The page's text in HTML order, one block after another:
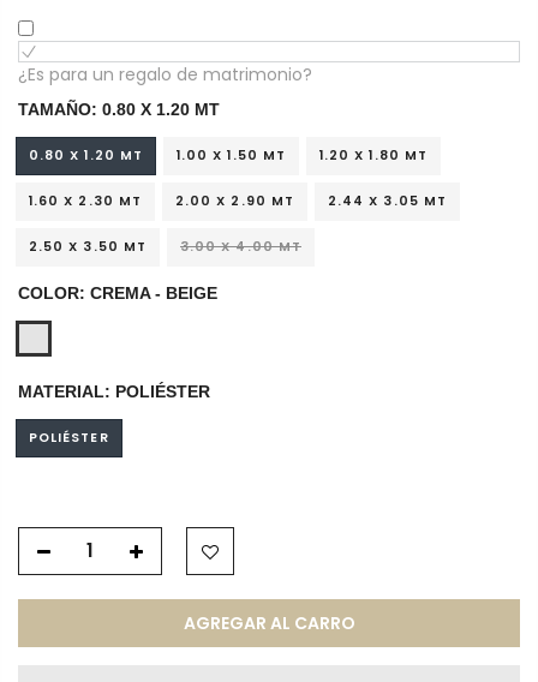
¿Es para un regalo de matrimonio?
TAMAÑO: 0.80 X 1.20 MT
0.80 X 1.20 MT 1.00 X 1.50 MT 1.20 X 1.80 MT
1.60 X 2.30 MT 2.00 X 2.90 MT 2.44 X 3.05 MT
2.50 X 3.50 MT 3.00 X 4.00 MT
COLOR: CREMA - BEIGE
MATERIAL: POLIÉSTER
POLIÉSTER
AGREGAR AL CARRO